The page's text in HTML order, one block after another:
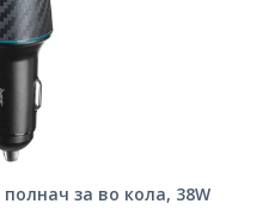
полнач за во кола, 38W